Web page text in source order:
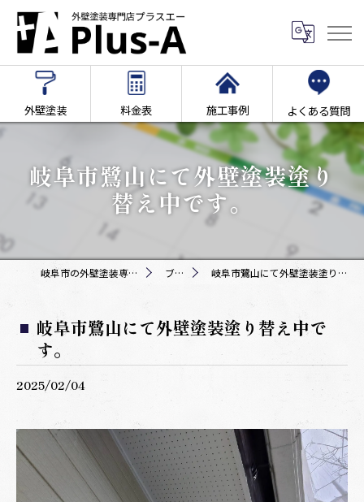
外壁塗装 料金表 施工事例 よくある質問
岐阜市鷺山にて外壁塗装塗り
替え中です。
岐阜市の外壁塗装専門店Plus-A ブログ 岐阜市鷺山にて外壁塗装塗り替え中です。
岐阜市鷺山にて外壁塗装塗り替え中で
す。
2025/02/04